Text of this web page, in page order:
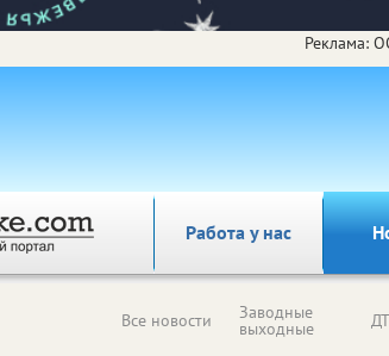
Реклама:
Работа у нас
Все новости Заводные
выходные